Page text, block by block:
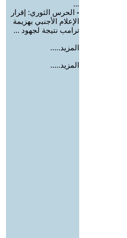
...
- الحرس الثوري: إقرار
الإعلام الأجنبي بهزيمة
ترامب نتيجة لجهود ...
المزيد.....
المزيد.....